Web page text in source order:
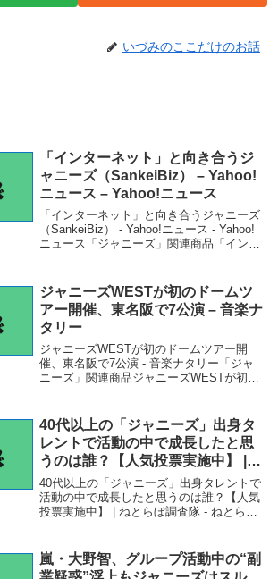
いづみのここだけのお話
「インターネット」と向き合うジ
ャニーズ（SankeiBiz） – Yahoo!
ニュース – Yahoo!ニュース
「インターネット」と向き合うジャニーズ
（SankeiBiz） - Yahoo!ニュース - Yahoo!
ニュース「ジャニーズ」関連商品「インタ
ニ...
ジャニーズWESTが初のドームツ
アー開催、東名阪で7公演 – 音楽ナ
タリー
ジャニーズWESTが初のドームツアー開
催、東名阪で7公演 - 音楽ナタリー「ジャ
ニーズ」関連商品ジャニーズWESTが初の
アー開催、東名阪で7公演音楽ナタリー
40代以上の「ジャニーズ」出身タ
レントで活動の中で成長したと思
うのは誰？【人気投票実施中】 |
ねとらぼ調査隊 – ねとらぼ
40代以上の「ジャニーズ」出身タレントで
活動の中で成長したと思うのは誰？【人気
投票実施中】 | ねとらぼ調査隊 - ねとらぼ
たと思うのは誰？【人気投票実施中】 |...
嵐・大野智、グループ活動中の“副